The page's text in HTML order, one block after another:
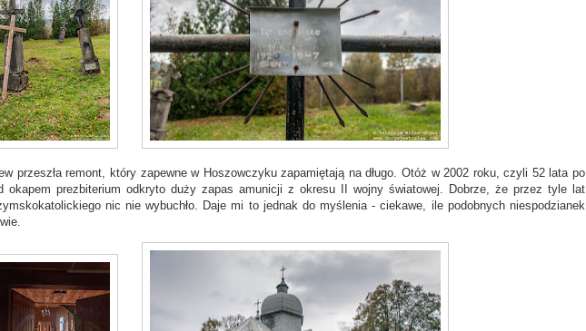
przeszła remont, który zapewne w Hoszowczyku zapamiętają na długo. Otóż w 2002 roku, czyli 52 lata po
okapem prezbiterium odkryto duży zapas amunicji z okresu II wojny światowej. Dobrze, że przez tyle lat
nic nie wybuchło. Daje mi to jednak do myślenia - ciekawe, ile podobnych niespodzianek